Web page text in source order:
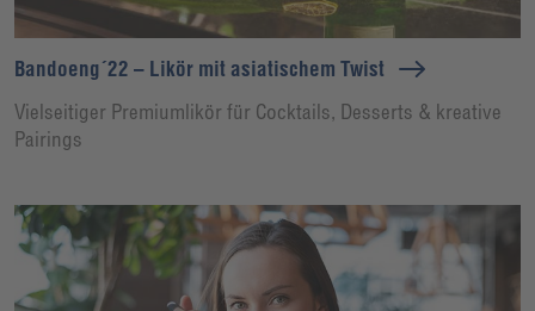
Bandoeng´22 – Likör mit asiatischem Twist
Vielseitiger Premiumlikör für Cocktails, Desserts & kreative
Pairings